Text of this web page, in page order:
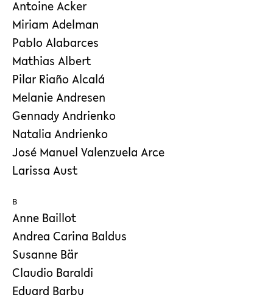
Antoine Acker
Miriam Adelman
Pablo Alabarces
Mathias Albert
Pilar Riaño Alcalá
Melanie Andresen
Gennady Andrienko
Natalia Andrienko
José Manuel Valenzuela Arce
Larissa Aust
B
Anne Baillot
Andrea Carina Baldus
Susanne Bär
Claudio Baraldi
Eduard Barbu